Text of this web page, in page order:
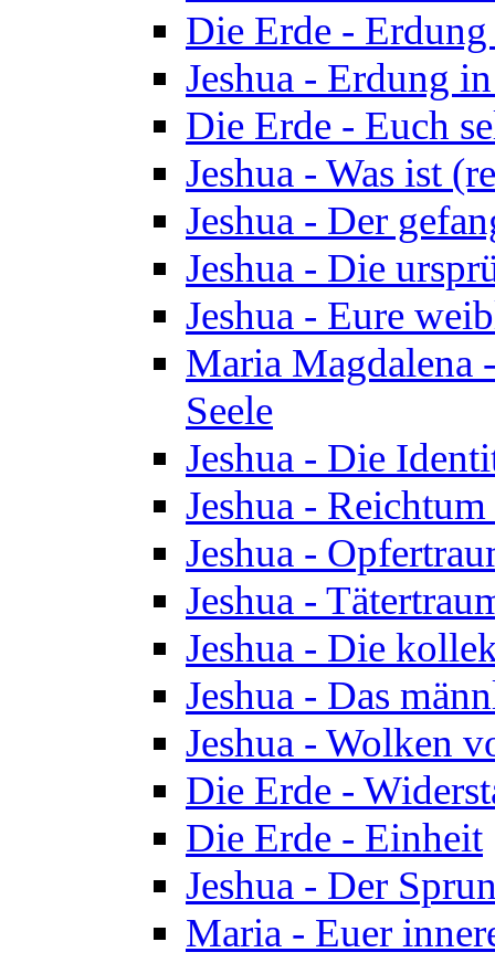
Die Erde -
Jeshua - Erdung
Die Erde - Euch
Jeshua - Was ist
Jeshua - Der
Jeshua - Die
Jeshua - Eure
Maria Magdalena
Seele
Jeshua - Die
Jeshua -
Jeshua -
Jeshua -
Jeshua - Die
Jeshua - Das
Jeshua - Wolken
Die Erde -
Die Erde - Einheit
Jeshua - Der
Maria - Euer